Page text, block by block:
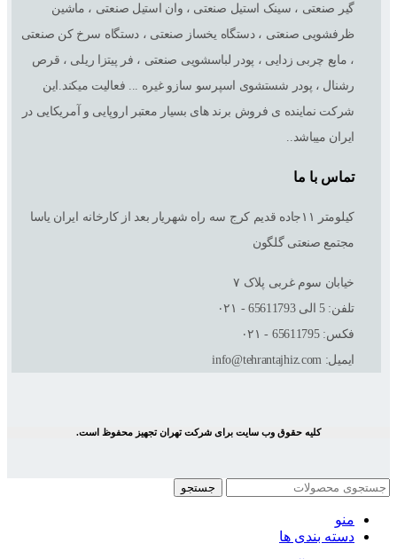
گیر صنعتی ، سینک استیل صنعتی ، وان استیل صنعتی ، ماشین
ظرفشویی صنعتی ، دستگاه یخساز صنعتی ، دستگاه سرخ کن صنعتی
، مایع چربی زدایی ، پودر لباسشویی صنعتی ، فر پیتزا ریلی ، قرص
رشنال ، پودر شستشوی اسپرسو سازو غیره ... فعالیت میکند.این
شرکت نماینده ی فروش برند های بسیار معتبر اروپایی و آمریکایی در
ایران میباشد..
تماس با ما
کیلومتر ١١جاده قدیم کرج سه راه شهریار بعد از کارخانه ایران یاسا
مجتمع صنعتی گلگون
خیابان سوم غربی پلاک ٧
تلفن: 5 الی 65611793 - ۰۲۱
فکس: 65611795 - ۰۲۱
ایمیل: info@tehrantajhiz.com
کلیه حقوق وب سایت برای شرکت تهران تجهیز محفوظ است.
جستجو
منو
دسته بندی ها